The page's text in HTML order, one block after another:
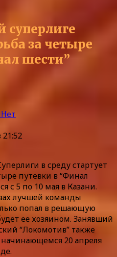
суперлиге
за четыре
шести”
Нет
21:52
в среду стартует
путевки в “Финал
с 5 по 10 мая в Казани.
лучшей команды
попал в решающую
ее хозяином. Занявший
“Локомотив” также
20 апреля